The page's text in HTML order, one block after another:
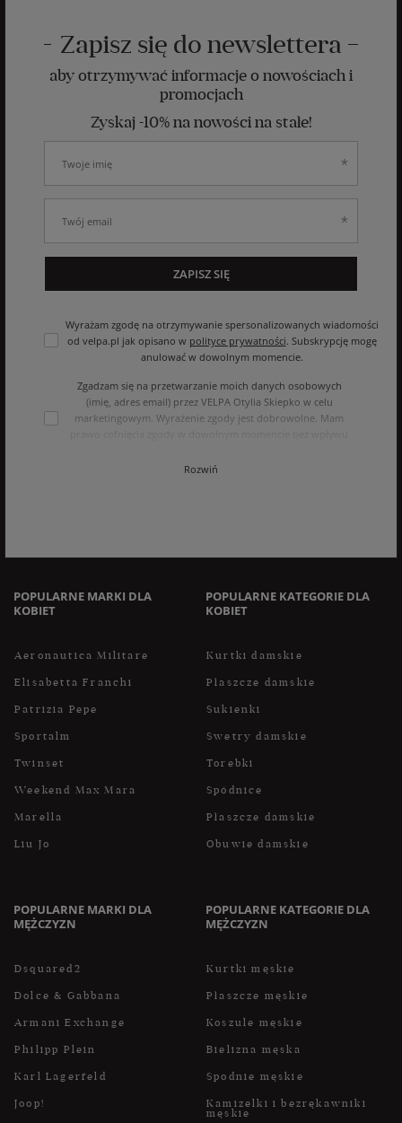
Zapisz się do newslettera
aby otrzymywać informacje o nowościach i
promocjach
Zyskaj -10% na nowości na stałe!
Wyrażam zgodę na otrzymywanie spersonalizowanych wiadomości
od velpa.pl jak opisano w polityce prywatności. Subskrypcję mogę
anulować w dowolnym momencie.
Zgadzam się na przetwarzanie moich danych osobowych
(imię, adres email) przez VELPA Otylia Skiepko w celu
marketingowym. Wyrażenie zgody jest dobrowolne. Mam
podstawie zgody przed jej cofnięciem. Mam prawo dostępu
Rozwiń
ZAPISZ SIĘ
POPULARNE MARKI DLA
KOBIET
Aeronautica Militare
Elisabetta Franchi
Patrizia Pepe
Sportalm
Twinset
Weekend Max Mara
Marella
Liu Jo
POPULARNE KATEGORIE DLA
KOBIET
Kurtki damskie
Płaszcze damskie
Sukienki
Swetry damskie
Torebki
Spódnice
Płaszcze damskie
Obuwie damskie
POPULARNE MARKI DLA
MĘŻCZYZN
Dsquared2
Dolce & Gabbana
Armani Exchange
Philipp Plein
Karl Lagerfeld
Joop!
POPULARNE KATEGORIE DLA
MĘŻCZYZN
Kurtki męskie
Płaszcze męskie
Koszule męskie
Bielizna męska
Spodnie męskie
Kamizelki i bezrękawniki
męskie